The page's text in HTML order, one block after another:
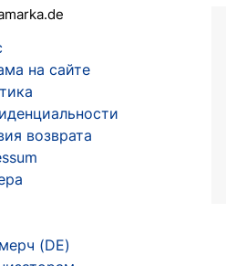
на сайте
возврата
(DE)